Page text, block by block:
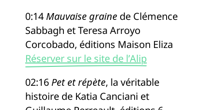
0:14Mauvaise graine de Clémence
Sabbagh et Teresa Arroyo
Corcobado, éditions Maison Eliza
Réserver sur le site de l’Alip
02:16 Pet et répète, la véritable
histoire de Katia Canciani et